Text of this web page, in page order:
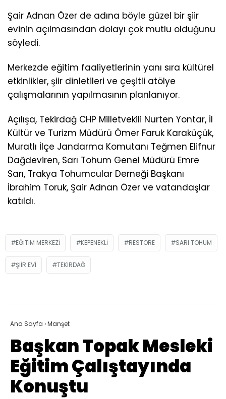
Şair Adnan Özer de adına böyle güzel bir şiir
evinin açılmasından dolayı çok mutlu olduğunu
söyledi.
Merkezde eğitim faaliyetlerinin yanı sıra kültürel
etkinlikler, şiir dinletileri ve çeşitli atölye
çalışmalarının yapılmasının planlanıyor.
Açılışa, Tekirdağ CHP Milletvekili Nurten Yontar, İl
Kültür ve Turizm Müdürü Ömer Faruk Karaküçük,
Muratlı İlçe Jandarma Komutanı Teğmen Elifnur
Dağdeviren, Sarı Tohum Genel Müdürü Emre
Sarı, Trakya Tohumcular Derneği Başkanı
İbrahim Toruk, Şair Adnan Özer ve vatandaşlar
katıldı.
EĞITIM MERKEZI KEPENEKLI RESTORE SARI TOHUM
ŞIIR EVI TEKIRDAĞ
Ana Sayfa ›Manşet
Başkan Topak Mesleki
Eğitim Çalıştayında
Konuştu